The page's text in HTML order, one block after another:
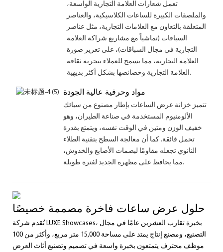
تعمل شعارات العلامة التجارية الواسعة،
والملصقات الكبيرة للساعات الكلاسيكية، والعناصر
المتعلقة بالتعاون مع العلامات التجارية، مثل عناصر
السباقات (تماشياً مع مشاريع شراكة العلامة
التجارية في مجال السباقات)، على تعزيز صورة
العلامة التجارية، مما يسمح للعملاء بتجربة ثقافة
العلامة التجارية وخصائصها بشكل أكثر بديهية.
مواد وحرفية عالية الجودة
تتميز خزانة عرض الساعات بإطار مصنوع من سبائك
الألومنيوم المستخدمة في صناعة الطيران، وهو
خفيف الوزن ومتين في الوقت نفسه، ويتمتع بقدرة
تحمل فائقة. كما أن معالجة السطح بتقنية الطلاء
النانوي تجعله مقاومًا لبصمات الأصابع والخدوش،
مما يحافظ على مظهره الجديد لفترة طويلة.
حلول عرض ساعات فاخرة مصممة خصيصًا
تُقدم شركة LUXE Showcases، بخبرة تقارب العشرين عامًا في مجال
التصنيع، ومصنع إنتاج يمتد على مساحة 15,000 متر مربع، وأكثر من 100
موظف محترف يتمتعون بخبرة واسعة في تصميم وتصنيع أثاث العرض